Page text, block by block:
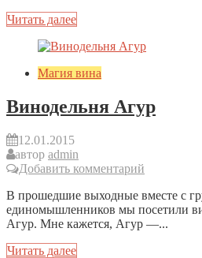
Читать далее
Магия вина
Винодельня Агур
12.01.2015
автор admin
Добавить комментарий
В прошедшие выходные вместе с
единомышленников мы посетили
Агур. Мне кажется, Агур —...
Читать далее